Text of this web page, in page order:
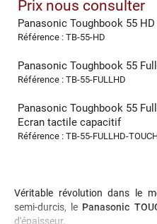
Prix nous consulter
Panasonic Toughbook 55 HD
Référence : TB-55-HD
Panasonic Toughbook 55
Référence : TB-55-FULLHD
Panasonic Toughbook 55
Ecran tactile capacitif
Référence : TB-55-FULLHD-
Véritable révolution dans le
semi-durcis, le Panasonic
d'épaisseur.